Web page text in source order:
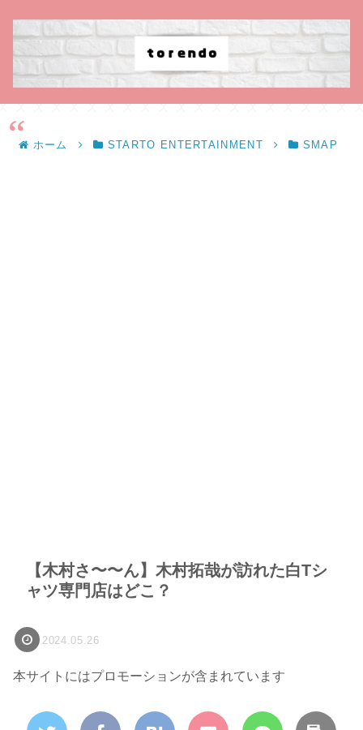
ホーム STARTO ENTERTAINMENT SMAP
【木村さ〜〜ん】木村拓哉が訪れた白Tシ
ャツ専門店はどこ？
2024.05.26
本サイトにはプロモーションが含まれています